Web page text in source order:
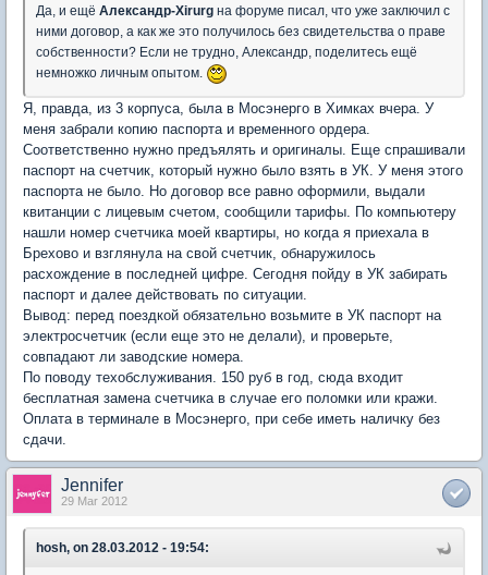
Да, и ещё Александр-Xirurg на форуме писал, что уже заключил с
ними договор, а как же это получилось без свидетельства о праве
собственности? Если не трудно, Александр, поделитесь ещё
немножко личным опытом.
Я, правда, из 3 корпуса, была в Мосэнерго в Химках вчера. У
меня забрали копию паспорта и временного ордера.
Соответственно нужно предъялять и оригиналы. Еще спрашивали
паспорт на счетчик, который нужно было взять в УК. У меня этого
паспорта не было. Но договор все равно оформили, выдали
квитанции с лицевым счетом, сообщили тарифы. По компьютеру
нашли номер счетчика моей квартиры, но когда я приехала в
Брехово и взглянула на свой счетчик, обнаружилось
расхождение в последней цифре. Сегодня пойду в УК забирать
паспорт и далее действовать по ситуации.
Вывод: перед поездкой обязательно возьмите в УК паспорт на
электросчетчик (если еще это не делали), и проверьте,
совпадают ли заводские номера.
По поводу техобслуживания. 150 руб в год, сюда входит
бесплатная замена счетчика в случае его поломки или кражи.
Оплата в терминале в Мосэнерго, при себе иметь наличку без
сдачи.
Jennifer
29 Mar 2012
hosh, on 28.03.2012 - 19:54: